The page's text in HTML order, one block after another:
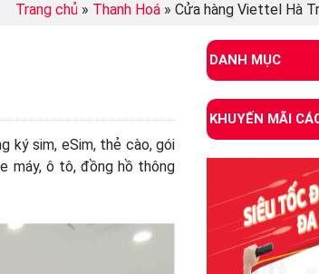
Trang chủ» Thanh Hoá» Cửa hàng Viettel Hà
ký sim, eSim, thẻ cào, gói
máy, ô tô, đồng hồ thông
DANH MỤC
KHUYẾN MÃI